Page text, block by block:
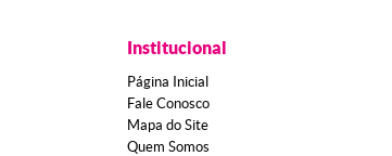
Institucional
Página Inicial
Fale Conosco
Mapa do Site
Quem Somos